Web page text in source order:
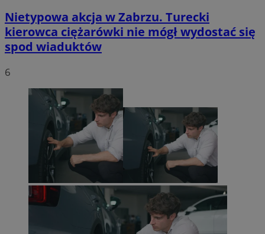
Nietypowa akcja w Zabrzu. Turecki
kierowca ciężarówki nie mógł wydostać się
spod wiaduktów
6